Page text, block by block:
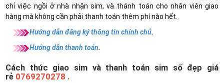
chỉ việc ngồi ở nhà nhận sim, và thánh toán cho nhân viên giao
hàng mà không cần phải thanh toán thêm phí nào hết.
Hướng dẫn đăng ký thông tin chính chủ.
Hướng dẫn thanh toán.
Cách thức giao sim và thanh toán sim số đẹp giá
rẻ 0769270278 .